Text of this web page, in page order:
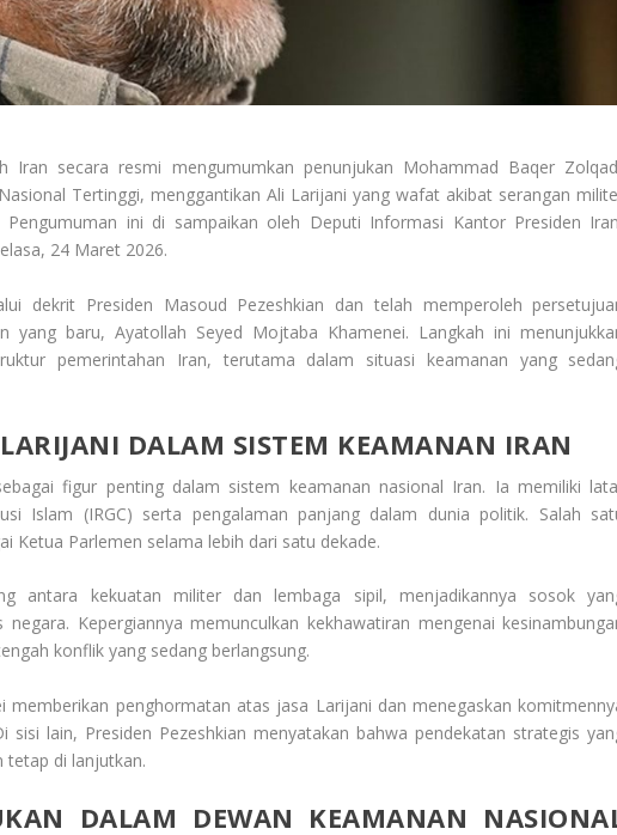
Iran secara resmi mengumumkan penunjukan Mohammad Baqer
Tertinggi, menggantikan Ali Larijani yang wafat akibat serangan
Pengumuman ini di sampaikan oleh Deputi Informasi Kantor Presiden
24 Maret 2026.
dekrit Presiden Masoud Pezeshkian dan telah memperoleh
yang baru, Ayatollah Seyed Mojtaba Khamenei. Langkah ini
pemerintahan Iran, terutama dalam situasi keamanan yang
DALAM SISTEM KEAMANAN IRAN
figur penting dalam sistem keamanan nasional Iran. Ia memiliki
Islam (IRGC) serta pengalaman panjang dalam dunia politik. Salah
Ketua Parlemen selama lebih dari satu dekade.
antara kekuatan militer dan lembaga sipil, menjadikannya sosok
Kepergiannya memunculkan kekhawatiran mengenai
konflik yang sedang berlangsung.
memberikan penghormatan atas jasa Larijani dan menegaskan
lain, Presiden Pezeshkian menyatakan bahwa pendekatan strategis
tetap di lanjutkan.
DALAM DEWAN KEAMANAN